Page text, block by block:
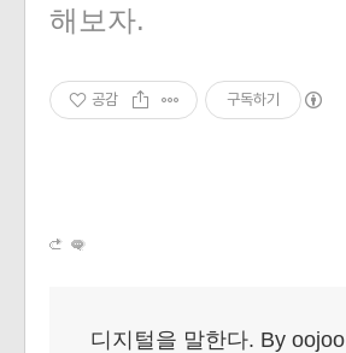
해보자.
공감 구독하기
디지털을 말한다. By oojoo